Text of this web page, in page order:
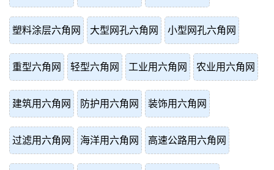
塑料涂层六角网 大型网孔六角网 小型网孔六角网
重型六角网 轻型六角网 工业用六角网 农业用六角网
建筑用六角网 防护用六角网 装饰用六角网
过滤用六角网 海洋用六角网 高速公路用六角网